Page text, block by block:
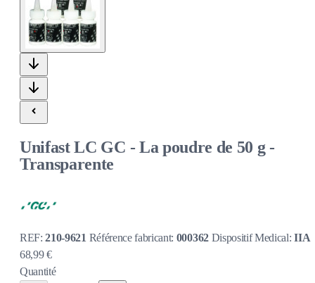
Unifast LC GC - La poudre de 50 g -
Transparente
REF:210-9621 Référence fabricant: 000362 Dispositif Medical:IIA
68,99 €
Quantité